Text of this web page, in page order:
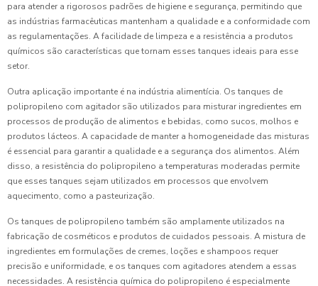
para atender a rigorosos padrões de higiene e segurança, permitindo que
as indústrias farmacêuticas mantenham a qualidade e a conformidade com
as regulamentações. A facilidade de limpeza e a resistência a produtos
químicos são características que tornam esses tanques ideais para esse
setor.
Outra aplicação importante é na indústria alimentícia. Os tanques de
polipropileno com agitador são utilizados para misturar ingredientes em
processos de produção de alimentos e bebidas, como sucos, molhos e
produtos lácteos. A capacidade de manter a homogeneidade das misturas
é essencial para garantir a qualidade e a segurança dos alimentos. Além
disso, a resistência do polipropileno a temperaturas moderadas permite
que esses tanques sejam utilizados em processos que envolvem
aquecimento, como a pasteurização.
Os tanques de polipropileno também são amplamente utilizados na
fabricação de cosméticos e produtos de cuidados pessoais. A mistura de
ingredientes em formulações de cremes, loções e shampoos requer
precisão e uniformidade, e os tanques com agitadores atendem a essas
necessidades. A resistência química do polipropileno é especialmente